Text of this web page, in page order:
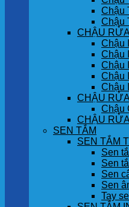
Chậu
Chậu
CHẬU
Chậu
Chậu
Chậu
Chậu
Chậu
CHẬU
Chậu
CHẬU
SEN TẮM
SEN TẮM
Sen
Sen
Sen
Sen
Tay